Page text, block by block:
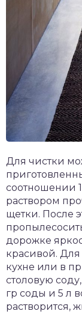
Для чистки
соотношении 1
раствором
щетки. После
дорожке
красивой. Для
кухне или в
столовую
гр соды и 5 л
растворится,